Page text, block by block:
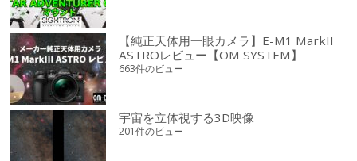
【純正天体用一眼カメラ】E-M1 MarkII
ASTROレビュー【OM SYSTEM】
663件のビュー
宇宙を立体視する3D映像
201件のビュー